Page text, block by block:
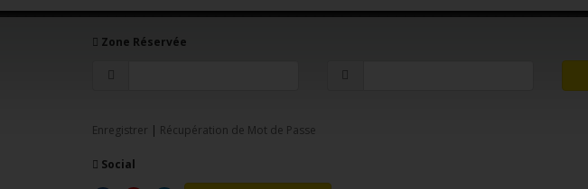
Zone Réservée
Enregistrer | Récupération de Mot de Passe
Social